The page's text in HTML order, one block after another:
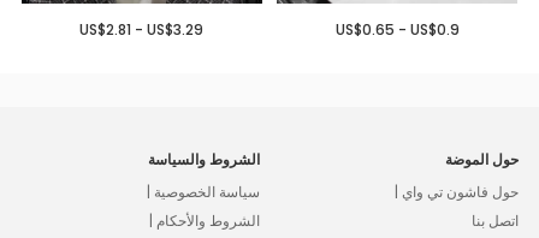
US$0.65 - US$0.9
US$2.81 - US$3.29
حول الموضة
حول فاشون تي واي |
اتصل بنا
الشروط والسياسة
سياسة الخصوصية |
الشروط والأحكام |